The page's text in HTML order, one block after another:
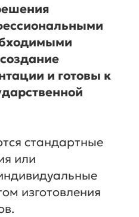
и готовы к
стандартные
или
изготовления